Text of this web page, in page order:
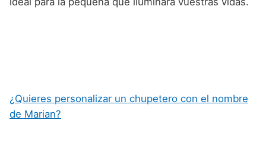
¿Quieres personalizar un chupetero con el nombre
de Marian?